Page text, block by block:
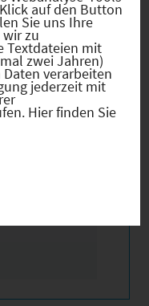
auf den Button
Sie uns Ihre
zu
Textdateien mit
zwei Jahren)
verarbeiten
jederzeit mit
Hier finden Sie